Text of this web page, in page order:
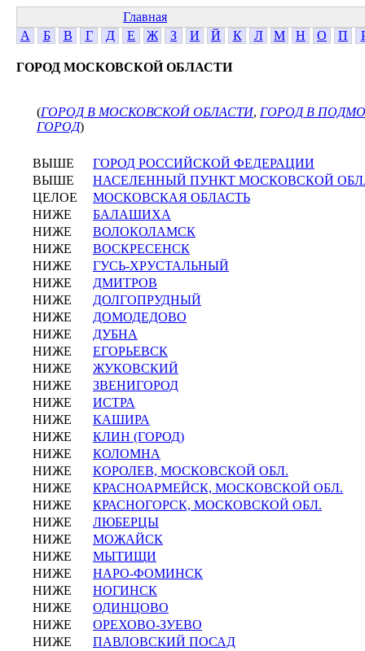
Главная
А
Б В Г Д Е Ж З И Й К Л М Н О П
ГОРОД МОСКОВСКОЙ ОБЛАСТИ
(ГОРОД В МОСКОВСКОЙ ОБЛАСТИ, ГОРОД В
ГОРОД)
ВЫШЕ
ГОРОД РОССИЙСКОЙ ФЕДЕРАЦИИ
ВЫШЕ
НАСЕЛЕННЫЙ ПУНКТ МОСКОВСКОЙ
ЦЕЛОЕ
МОСКОВСКАЯ ОБЛАСТЬ
НИЖЕ
БАЛАШИХА
НИЖЕ
ВОЛОКОЛАМСК
НИЖЕ
ВОСКРЕСЕНСК
НИЖЕ
ГУСЬ-ХРУСТАЛЬНЫЙ
НИЖЕ
ДМИТРОВ
НИЖЕ
ДОЛГОПРУДНЫЙ
НИЖЕ
ДОМОДЕДОВО
НИЖЕ
ДУБНА
НИЖЕ
ЕГОРЬЕВСК
НИЖЕ
ЖУКОВСКИЙ
НИЖЕ
ЗВЕНИГОРОД
НИЖЕ
ИСТРА
НИЖЕ
КАШИРА
НИЖЕ
КЛИН (ГОРОД)
НИЖЕ
КОЛОМНА
НИЖЕ
КОРОЛЕВ, МОСКОВСКОЙ ОБЛ.
НИЖЕ
КРАСНОАРМЕЙСК, МОСКОВСКОЙ ОБЛ.
НИЖЕ
КРАСНОГОРСК, МОСКОВСКОЙ ОБЛ.
НИЖЕ
ЛЮБЕРЦЫ
НИЖЕ
МОЖАЙСК
НИЖЕ
МЫТИЩИ
НИЖЕ
НАРО-ФОМИНСК
НИЖЕ
НОГИНСК
НИЖЕ
ОДИНЦОВО
НИЖЕ
ОРЕХОВО-ЗУЕВО
НИЖЕ
ПАВЛОВСКИЙ ПОСАД